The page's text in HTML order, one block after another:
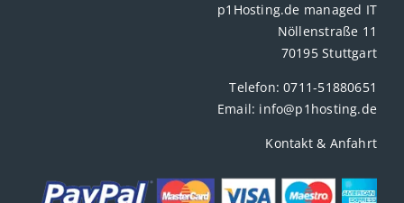
p1Hosting.de managed IT
Nöllenstraße 11
70195 Stuttgart
Telefon:0711-51880651
Email: info@p1hosting.de
Kontakt & Anfahrt